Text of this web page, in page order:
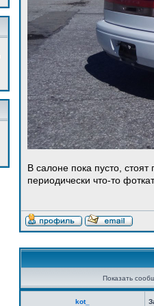
В салоне пока пусто,
периодически что-то
Показать
kot_